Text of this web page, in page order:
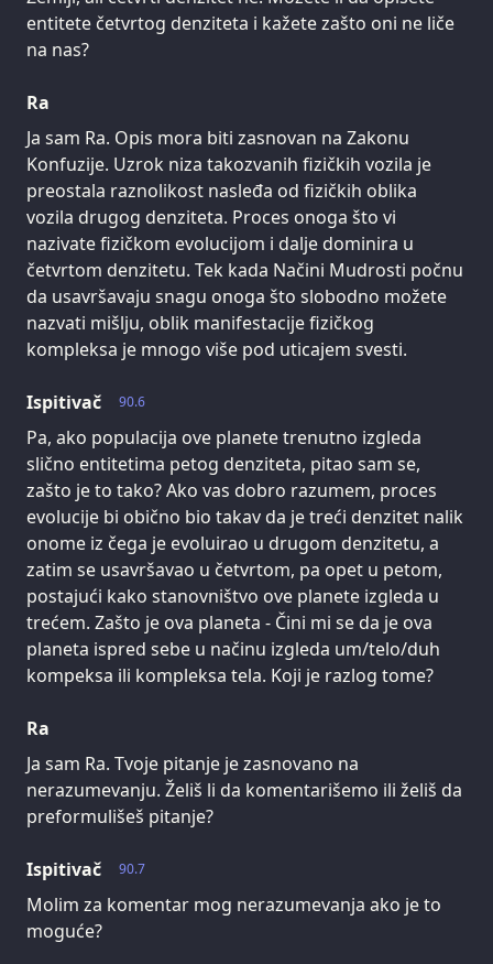
entitete četvrtog denziteta i kažete zašto oni ne liče
na nas?
Ra
Ja sam Ra. Opis mora biti zasnovan na Zakonu
Konfuzije. Uzrok niza takozvanih fizičkih vozila je
preostala raznolikost nasleđa od fizičkih oblika
vozila drugog denziteta. Proces onoga što vi
nazivate fizičkom evolucijom i dalje dominira u
četvrtom denzitetu. Tek kada Načini Mudrosti počnu
da usavršavaju snagu onoga što slobodno možete
nazvati mišlju, oblik manifestacije fizičkog
kompleksa je mnogo više pod uticajem svesti.
90.6
Ispitivač
Pa, ako populacija ove planete trenutno izgleda
slično entitetima petog denziteta, pitao sam se,
zašto je to tako? Ako vas dobro razumem, proces
evolucije bi obično bio takav da je treći denzitet nalik
onome iz čega je evoluirao u drugom denzitetu, a
zatim se usavršavao u četvrtom, pa opet u petom,
postajući kako stanovništvo ove planete izgleda u
trećem. Zašto je ova planeta - Čini mi se da je ova
planeta ispred sebe u načinu izgleda um/telo/duh
kompeksa ili kompleksa tela. Koji je razlog tome?
Ra
Ja sam Ra. Tvoje pitanje je zasnovano na
nerazumevanju. Želiš li da komentarišemo ili želiš da
preformulišeš pitanje?
90.7
Ispitivač
Molim za komentar mog nerazumevanja ako je to
moguće?